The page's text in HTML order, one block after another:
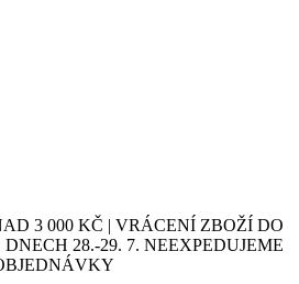
3 000 KČ | VRÁCENÍ ZBOŽÍ DO
28.-29. 7. NEEXPEDUJEME